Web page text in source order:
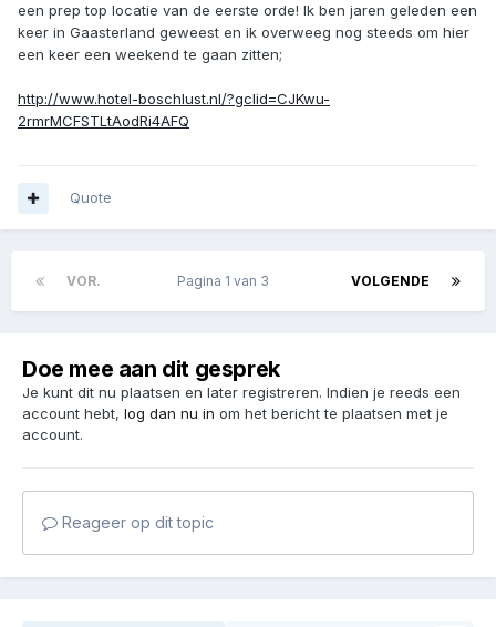
een prep top locatie van de eerste orde! Ik ben jaren geleden een
keer in Gaasterland geweest en ik overweeg nog steeds om hier
een keer een weekend te gaan zitten;
http://www.hotel-boschlust.nl/?gclid=CJKwu-
2rmrMCFSTLtAodRi4AFQ
Quote
VOR. VOLGENDE
Pagina 1 van 3
Doe mee aan dit gesprek
Je kunt dit nu plaatsen en later registreren. Indien je reeds een
account hebt, log dan nu in om het bericht te plaatsen met je
account.
Reageer op dit topic